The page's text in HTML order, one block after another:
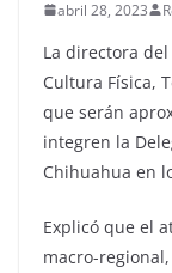
abril 28, 2023
La directora
Cultura Física,
que serán
integren la
Chihuahua en
Explicó que el
macro-